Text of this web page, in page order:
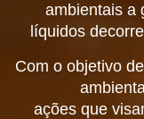
ambientais a
líquidos
Com o objetivo
ações que